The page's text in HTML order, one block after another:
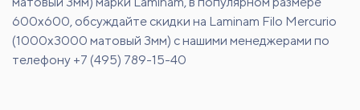
600х600, обсуждайте скидки на Laminam Filo Mercurio
(1000x3000 матовый 3мм) с нашими менеджерами по
телефону +7 (495) 789-15-40